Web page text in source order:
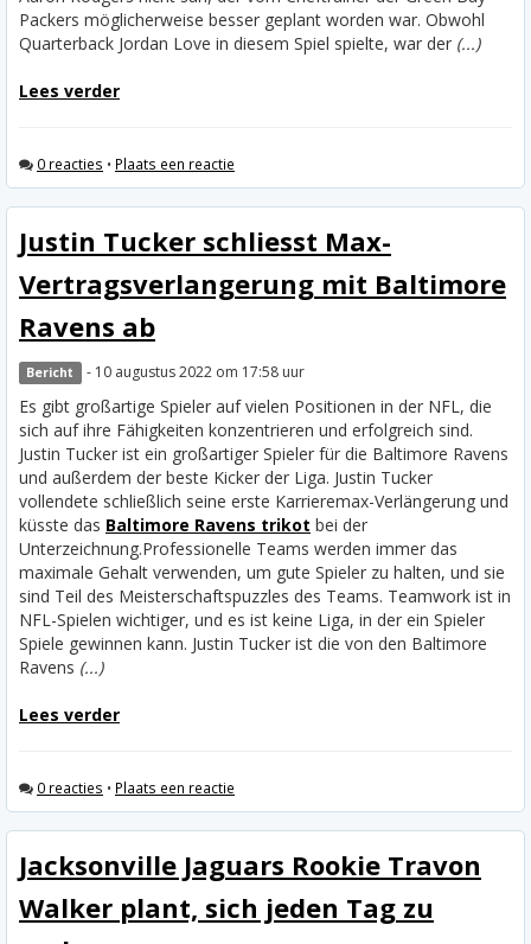
Packers möglicherweise besser geplant worden war. Obwohl
Quarterback Jordan Love in diesem Spiel spielte, war der (...)
Lees verder
0 reacties • Plaats een reactie
Justin Tucker schliesst Max-
Vertragsverlangerung mit Baltimore
Ravens ab
Bericht - 10 augustus 2022 om 17:58 uur
Es gibt großartige Spieler auf vielen Positionen in der NFL, die
sich auf ihre Fähigkeiten konzentrieren und erfolgreich sind.
Justin Tucker ist ein großartiger Spieler für die Baltimore Ravens
und außerdem der beste Kicker der Liga. Justin Tucker
vollendete schließlich seine erste Karrieremax-Verlängerung und
küsste das Baltimore Ravens trikot bei der
Unterzeichnung.Professionelle Teams werden immer das
maximale Gehalt verwenden, um gute Spieler zu halten, und sie
sind Teil des Meisterschaftspuzzles des Teams. Teamwork ist in
NFL-Spielen wichtiger, und es ist keine Liga, in der ein Spieler
Spiele gewinnen kann. Justin Tucker ist die von den Baltimore
Ravens (...)
Lees verder
0 reacties • Plaats een reactie
Jacksonville Jaguars Rookie Travon
Walker plant, sich jeden Tag zu